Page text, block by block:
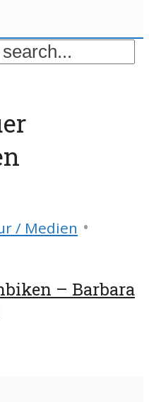
/ Medien •
– Barbara